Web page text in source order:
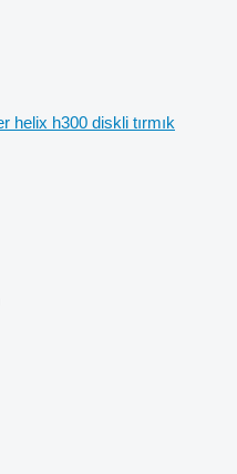
helix h300 diskli tırmık